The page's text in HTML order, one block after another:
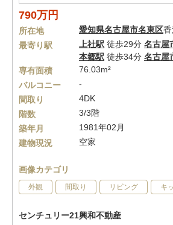
790万円
所在地 愛知県名古屋市名東区香
最寄り駅
上社駅 徒歩29分 名古屋
本郷駅 徒歩34分 名古屋
専有面積
76.03m²
バルコニー
-
間取り
4DK
階数
3/3階
築年月
1981年02月
建物現況
空家
画像カテゴリ
外観 間取り リビング キ
センチュリー21興和不動産